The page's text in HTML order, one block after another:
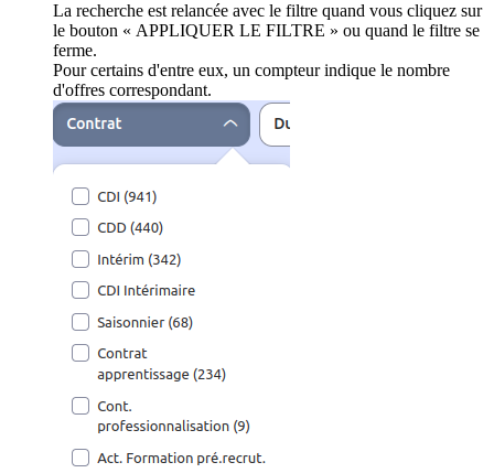
La recherche est relancée avec le filtre quand vous cliquez sur
le bouton « APPLIQUER LE FILTRE » ou quand le filtre se
ferme.
Pour certains d'entre eux, un compteur indique le nombre
d'offres correspondant.